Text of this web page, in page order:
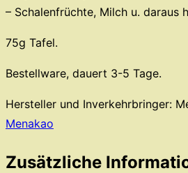
– Schalenfrüchte, Milch u. daraus
75g Tafel.
Bestellware, dauert 3-5 Tage.
Hersteller und Inverkehrbringer:
Menakao
Zusätzliche